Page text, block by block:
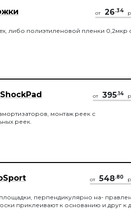
от 26.34
либо полиэтиленовой пленки 0,2мкр
от 395.14
монтаж реек с
реек.
от 548.80
перпендикулярно на-
приклеивают к основанию и друг к